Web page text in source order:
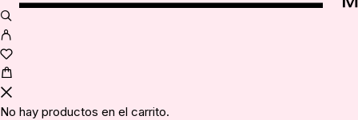
No hay productos en el carrito.